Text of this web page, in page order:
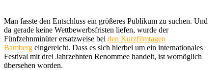
Man fasste den Entschluss ein größeres Publikum zu suchen. Und
da gerade keine Wettbewerbsfristen liefen, wurde der
Fünfzehnminüter ersatzweise bei den Kurzfilmtagen
Bamberg eingereicht. Dass es sich hierbei um ein internationales
Festival mit drei Jahrzehnten Renommee handelt, ist womöglich
übersehen worden.